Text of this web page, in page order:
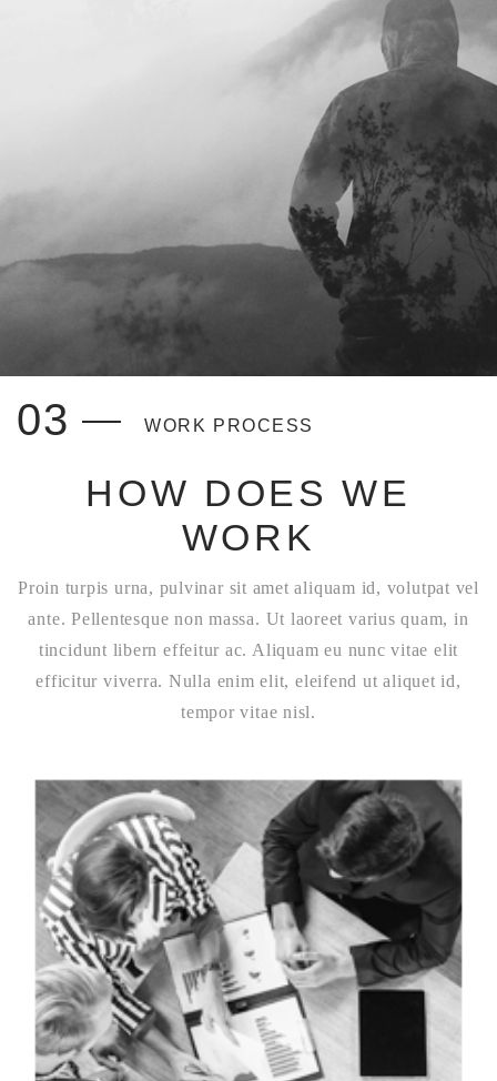
03 WORK PROCESS
HOW DOES WE
WORK
Proin turpis urna, pulvinar sit amet aliquam id, volutpat vel
ante. Pellentesque non massa. Ut laoreet varius quam, in
tincidunt libern effeitur ac. Aliquam eu nunc vitae elit
efficitur viverra. Nulla enim elit, eleifend ut aliquet id,
tempor vitae nisl.